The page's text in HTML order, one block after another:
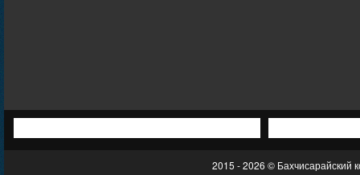
2015 - 2026 © Бахчисарайский